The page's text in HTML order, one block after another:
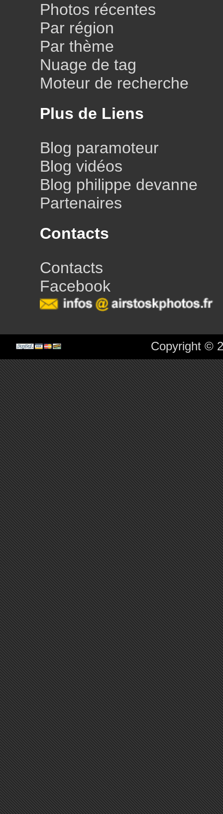
Photos récentes
Par région
Par thème
Nuage de tag
Moteur de recherche
Plus de Liens
Blog paramoteur
Blog vidéos
Blog philippe devanne
Partenaires
Contacts
Contacts
Facebook
Copyright ©